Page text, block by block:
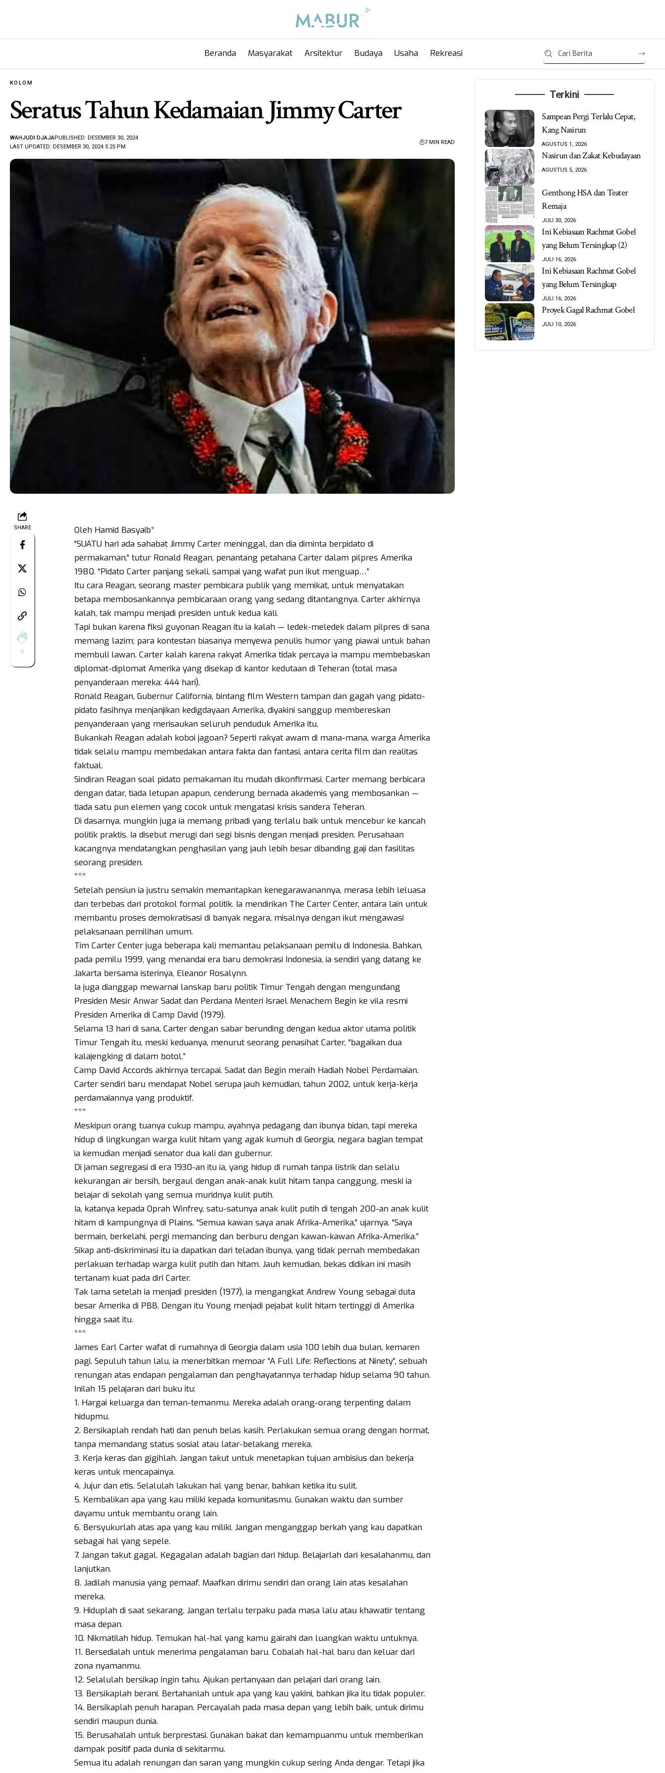
Beranda Masyarakat Arsitektur Budaya Usaha Rekreasi
KOLOM
Seratus Tahun Kedamaian Jimmy Carter
LAST UPDATED: DESEMBER 30, 2024 5:25 PM
WAHJUDI DJAJAPUBLISHED: DESEMBER 30, 2024
7 MIN READ
SHARE
0
Oleh Hamid Basyaib*
“SUATU hari ada sahabat Jimmy Carter meninggal, dan dia diminta berpidato di
permakaman,” tutur Ronald Reagan, penantang petahana Carter dalam pilpres Amerika
1980. “Pidato Carter panjang sekali, sampai yang wafat pun ikut menguap…”
Itu cara Reagan, seorang master pembicara publik yang memikat, untuk menyatakan
betapa membosankannya pembicaraan orang yang sedang ditantangnya. Carter akhirnya
kalah, tak mampu menjadi presiden untuk kedua kali.
Tapi bukan karena fiksi guyonan Reagan itu ia kalah — ledek-meledek dalam pilpres di sana
memang lazim; para kontestan biasanya menyewa penulis humor yang piawai untuk bahan
membuli lawan. Carter kalah karena rakyat Amerika tidak percaya ia mampu membebaskan
diplomat-diplomat Amerika yang disekap di kantor kedutaan di Teheran (total masa
penyanderaan mereka: 444 hari).
Ronald Reagan, Gubernur California, bintang film Western tampan dan gagah yang pidato-
pidato fasihnya menjanjikan kedigdayaan Amerika, diyakini sanggup membereskan
penyanderaan yang merisaukan seluruh penduduk Amerika itu.
Bukankah Reagan adalah koboi jagoan? Seperti rakyat awam di mana-mana, warga Amerika
tidak selalu mampu membedakan antara fakta dan fantasi, antara cerita film dan realitas
faktual.
Sindiran Reagan soal pidato pemakaman itu mudah dikonfirmasi. Carter memang berbicara
dengan datar, tiada letupan apapun, cenderung bernada akademis yang membosankan —
tiada satu pun elemen yang cocok untuk mengatasi krisis sandera Teheran.
Di dasarnya, mungkin juga ia memang pribadi yang terlalu baik untuk mencebur ke kancah
politik praktis. Ia disebut merugi dari segi bisnis dengan menjadi presiden. Perusahaan
kacangnya mendatangkan penghasilan yang jauh lebih besar dibanding gaji dan fasilitas
seorang presiden.
***
Setelah pensiun ia justru semakin memantapkan kenegarawanannya, merasa lebih leluasa
dan terbebas dari protokol formal politik. Ia mendirikan The Carter Center, antara lain untuk
membantu proses demokratisasi di banyak negara, misalnya dengan ikut mengawasi
pelaksanaan pemilihan umum.
Tim Carter Center juga beberapa kali memantau pelaksanaan pemilu di Indonesia. Bahkan,
pada pemilu 1999, yang menandai era baru demokrasi Indonesia, ia sendiri yang datang ke
Jakarta bersama isterinya, Eleanor Rosalynn.
Ia juga dianggap mewarnai lanskap baru politik Timur Tengah dengan mengundang
Presiden Mesir Anwar Sadat dan Perdana Menteri Israel Menachem Begin ke vila resmi
Presiden Amerika di Camp David (1979).
Selama 13 hari di sana, Carter dengan sabar berunding dengan kedua aktor utama politik
Timur Tengah itu, meski keduanya, menurut seorang penasihat Carter, “bagaikan dua
kalajengking di dalam botol.”
Camp David Accords akhirnya tercapai. Sadat dan Begin meraih Hadiah Nobel Perdamaian.
Carter sendiri baru mendapat Nobel serupa jauh kemudian, tahun 2002, untuk kerja-kerja
perdamaiannya yang produktif.
***
Meskipun orang tuanya cukup mampu, ayahnya pedagang dan ibunya bidan, tapi mereka
hidup di lingkungan warga kulit hitam yang agak kumuh di Georgia, negara bagian tempat
ia kemudian menjadi senator dua kali dan gubernur.
Di jaman segregasi di era 1930-an itu ia, yang hidup di rumah tanpa listrik dan selalu
kekurangan air bersih, bergaul dengan anak-anak kulit hitam tanpa canggung, meski ia
belajar di sekolah yang semua muridnya kulit putih.
Ia, katanya kepada Oprah Winfrey, satu-satunya anak kulit putih di tengah 200-an anak kulit
hitam di kampungnya di Plains. “Semua kawan saya anak Afrika-Amerika,” ujarnya. “Saya
bermain, berkelahi, pergi memancing dan berburu dengan kawan-kawan Afrika-Amerika.”
Sikap anti-diskriminasi itu ia dapatkan dari teladan ibunya, yang tidak pernah membedakan
perlakuan terhadap warga kulit putih dan hitam. Jauh kemudian, bekas didikan ini masih
tertanam kuat pada diri Carter.
Tak lama setelah ia menjadi presiden (1977), ia mengangkat Andrew Young sebagai duta
besar Amerika di PBB. Dengan itu Young menjadi pejabat kulit hitam tertinggi di Amerika
hingga saat itu.
***
James Earl Carter wafat di rumahnya di Georgia dalam usia 100 lebih dua bulan, kemaren
pagi. Sepuluh tahun lalu, ia menerbitkan memoar “A Full Life: Reflections at Ninety”, sebuah
renungan atas endapan pengalaman dan penghayatannya terhadap hidup selama 90 tahun.
Inilah 15 pelajaran dari buku itu:
1. Hargai keluarga dan teman-temanmu. Mereka adalah orang-orang terpenting dalam
hidupmu.
2. Bersikaplah rendah hati dan penuh belas kasih. Perlakukan semua orang dengan hormat,
tanpa memandang status sosial atau latar-belakang mereka.
3. Kerja keras dan gigihlah. Jangan takut untuk menetapkan tujuan ambisius dan bekerja
keras untuk mencapainya.
4. Jujur dan etis. Selalulah lakukan hal yang benar, bahkan ketika itu sulit.
5. Kembalikan apa yang kau miliki kepada komunitasmu. Gunakan waktu dan sumber
dayamu untuk membantu orang lain.
6. Bersyukurlah atas apa yang kau miliki. Jangan menganggap berkah yang kau dapatkan
sebagai hal yang sepele.
7. Jangan takut gagal. Kegagalan adalah bagian dari hidup. Belajarlah dari kesalahanmu, dan
lanjutkan.
8. Jadilah manusia yang pemaaf. Maafkan dirimu sendiri dan orang lain atas kesalahan
mereka.
9. Hiduplah di saat sekarang. Jangan terlalu terpaku pada masa lalu atau khawatir tentang
masa depan.
10. Nikmatilah hidup. Temukan hal-hal yang kamu gairahi dan luangkan waktu untuknya.
11. Bersedialah untuk menerima pengalaman baru. Cobalah hal-hal baru dan keluar dari
zona nyamanmu.
12. Selalulah bersikap ingin tahu. Ajukan pertanyaan dan pelajari dari orang lain.
13. Bersikaplah berani. Bertahanlah untuk apa yang kau yakini, bahkan jika itu tidak populer.
14. Bersikaplah penuh harapan. Percayalah pada masa depan yang lebih baik, untuk dirimu
sendiri maupun dunia.
15. Berusahalah untuk berprestasi. Gunakan bakat dan kemampuanmu untuk memberikan
dampak positif pada dunia di sekitarmu.
Semua itu adalah renungan dan saran yang mungkin cukup sering Anda dengar. Tetapi jika
Terkini
Sampean Pergi Terlalu Cepat,
Kang Nasirun
AGUSTUS 1, 2026
Nasirun dan Zakat Kebudayaan
AGUSTUS 5, 2026
Genthong HSA dan Teater
Remaja
JULI 30, 2026
Ini Kebiasaan Rachmat Gobel
yang Belum Tersingkap (2)
JULI 16, 2026
Ini Kebiasaan Rachmat Gobel
yang Belum Tersingkap
JULI 16, 2026
Proyek Gagal Rachmat Gobel
JULI 10, 2026